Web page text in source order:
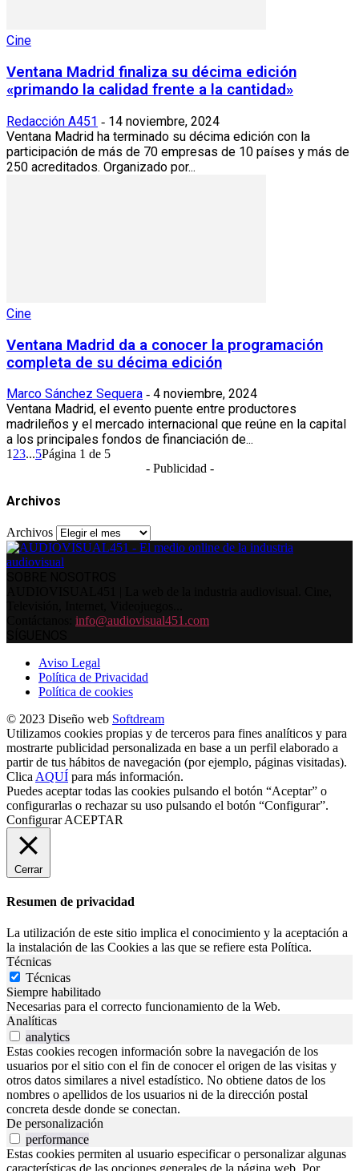
Cine
Ventana Madrid finaliza su décima edición
«primando la calidad frente a la cantidad»
Redacción A451 - 14 noviembre, 2024
Ventana Madrid ha terminado su décima edición con la
participación de más de 70 empresas de 10 países y más de
250 acreditados. Organizado por...
Cine
Ventana Madrid da a conocer la programación
completa de su décima edición
Marco Sánchez Sequera - 4 noviembre, 2024
Ventana Madrid, el evento puente entre productores
madrileños y el mercado internacional que reúne en la capital
a los principales fondos de financiación de...
1 23...5Página 1 de 5
- Publicidad -
Archivos
Archivos
info@audiovisual451.com
Aviso Legal
Política de Privacidad
Política de cookies
© 2023 Diseño web Softdream
Utilizamos cookies propias y de terceros para fines analíticos y para
mostrarte publicidad personalizada en base a un perfil elaborado a
partir de tus hábitos de navegación (por ejemplo, páginas visitadas).
Clica AQUÍ para más información.
Puedes aceptar todas las cookies pulsando el botón “Aceptar” o
configurarlas o rechazar su uso pulsando el botón “Configurar”.
Configurar ACEPTAR
Cerrar
Resumen de privacidad
La utilización de este sitio implica el conocimiento y la aceptación a
la instalación de las Cookies a las que se refiere esta Política.
Técnicas
Técnicas
Siempre habilitado
Necesarias para el correcto funcionamiento de la Web.
Analíticas
analytics
Estas cookies recogen información sobre la navegación de los
usuarios por el sitio con el fin de conocer el origen de las visitas y
otros datos similares a nivel estadístico. No obtiene datos de los
nombres o apellidos de los usuarios ni de la dirección postal
concreta desde donde se conectan.
De personalización
performance
Estas cookies permiten al usuario especificar o personalizar algunas